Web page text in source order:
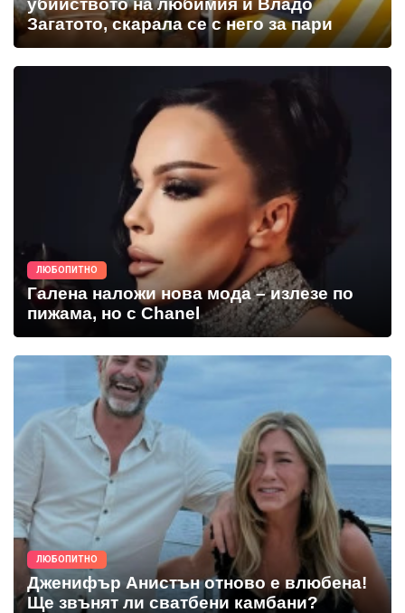
Загатото, скарала се с него за пари
ЛЮБОПИТНО
Галена наложи нова мода – излезе по
пижама, но с Chanel
ЛЮБОПИТНО
Дженифър Анистън отново е влюбена!
Ще звънят ли сватбени камбани?